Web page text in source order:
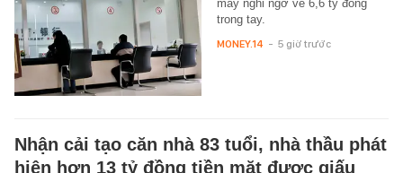
may nghi ngờ về 6,6 tỷ đồng
trong tay.
MONEY.14 - 5 giờ trước
Nhận cải tạo căn nhà 83 tuổi, nhà thầu phát
hiện hơn 13 tỷ đồng tiền mặt được giấu